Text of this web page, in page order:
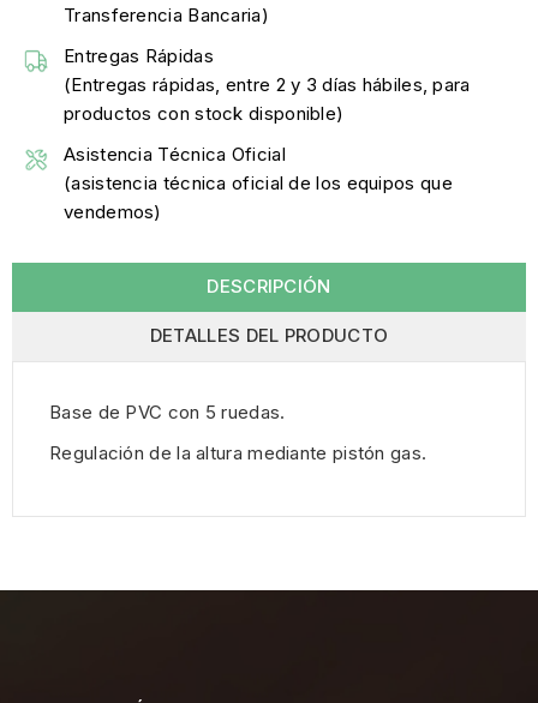
Transferencia Bancaria)
Entregas Rápidas
(Entregas rápidas, entre 2 y 3 días hábiles, para
productos con stock disponible)
Asistencia Técnica Oficial
(asistencia técnica oficial de los equipos que
vendemos)
DESCRIPCIÓN
DETALLES DEL PRODUCTO
Base de PVC con 5 ruedas.
Regulación de la altura mediante pistón gas.